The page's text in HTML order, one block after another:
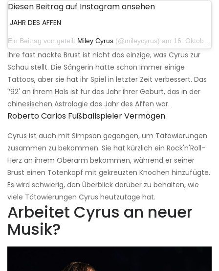
Diesen Beitrag auf Instagram ansehen
JAHR DES AFFEN
Ein Beitrag von geteilt Miley Cyrus (@mileycyrus) am 16. Oktober 2019 um 19:04 Uhr PDT
Ihre fast nackte Brust ist nicht das einzige, was Cyrus zur
Schau stellt. Die Sängerin hatte schon immer einige
Tattoos, aber sie hat ihr Spiel in letzter Zeit verbessert. Das
'’92' an ihrem Hals ist für das Jahr ihrer Geburt, das in der
chinesischen Astrologie das Jahr des Affen war.
Roberto Carlos Fußballspieler Vermögen
Cyrus ist auch mit Simpson gegangen, um Tätowierungen
zusammen zu bekommen. Sie hat kürzlich ein Rock'n'Roll-
Herz an ihrem Oberarm bekommen, während er seiner
Brust einen Totenkopf mit gekreuzten Knochen hinzufügte.
Es wird schwierig, den Überblick darüber zu behalten, wie
viele Tätowierungen Cyrus heutzutage hat.
Arbeitet Cyrus an neuer
Musik?